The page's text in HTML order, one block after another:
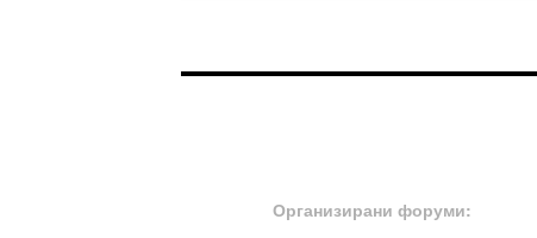
Организирани форуми: